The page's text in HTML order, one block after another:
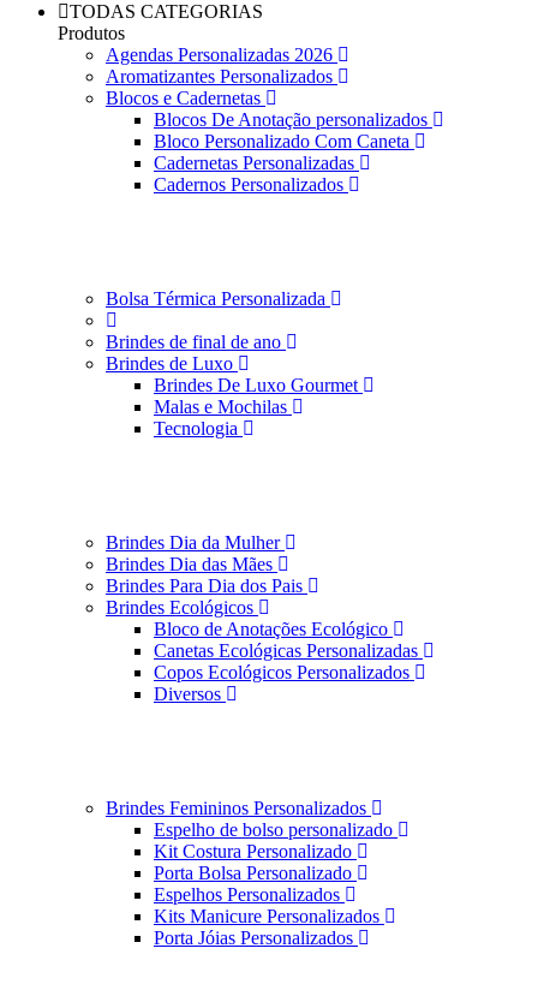
TODAS CATEGORIAS
Produtos
Agendas Personalizadas 2026
Aromatizantes Personalizados
Blocos e Cadernetas
Blocos De Anotação personalizados
Bloco Personalizado Com Caneta
Cadernetas Personalizadas
Cadernos Personalizados
Bolsa Térmica Personalizada
Brindes de final de ano
Brindes de Luxo
Brindes De Luxo Gourmet
Malas e Mochilas
Tecnologia
Brindes Dia da Mulher
Brindes Dia das Mães
Brindes Para Dia dos Pais
Brindes Ecológicos
Bloco de Anotações Ecológico
Canetas Ecológicas Personalizadas
Copos Ecológicos Personalizados
Diversos
Brindes Femininos Personalizados
Espelho de bolso personalizado
Kit Costura Personalizado
Porta Bolsa Personalizado
Espelhos Personalizados
Kits Manicure Personalizados
Porta Jóias Personalizados